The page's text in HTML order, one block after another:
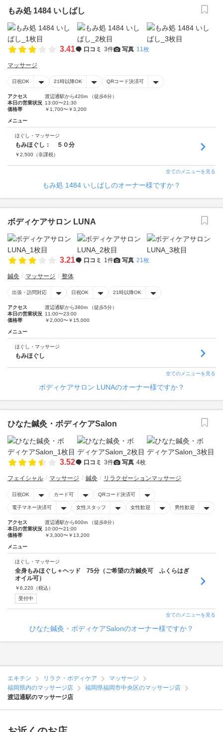
もみ処 1484 いしばし
3.41 口コミ 3件 写真 11枚
マッサージ
日祝OK 21時以降OK QRコード決済可
アクセス
渡辺通駅から420m （徒歩6分）
本日の営業状況 13:00〜21:30
価格帯
￥1,700〜￥3,200
メニュー
ほぐし・マッサージ
もみほぐし： ５０分
￥2,500 （非課税）
全てのメニューを見る
もみ処 1484 いしばしのオーナー様ですか？
ボディケアサロン LUNA
3.21 口コミ 1件 写真 21枚
鍼灸 マッサージ 整体
出張・訪問対応 日祝OK 21時以降OK
アクセス
渡辺通駅から380m （徒歩5分）
本日の営業状況 11:00〜23:00
価格帯
￥2,000〜￥15,000
メニュー
ほぐし・マッサージ
もみほぐし
全てのメニューを見る
ボディケアサロン LUNAのオーナー様ですか？
ひなた鍼灸・ボディケアSalon
3.52 口コミ 3件 写真 4枚
フェイシャル マッサージ 鍼灸 リラクゼーションマッサージ
日祝OK カード可 QRコード決済可
電子マネー決済可 女性スタッフ 女性歓迎 男性歓迎
アクセス
渡辺通駅から600m （徒歩8分）
本日の営業状況 10:00〜21:00
価格帯
￥3,300〜￥13,200
メニュー
ほぐし・マッサージ
全身もみほぐし＋ヘッド 75分（ご希望の方鍼灸可 ふくらはぎ
オイル可）
￥6,220 （税込）
受付中
全てのメニューを見る
ひなた鍼灸・ボディケアSalonのオーナー様ですか？
エキテン リラク・ボディケア
マッサージ
福岡県内のマッサージ店
福岡県福岡市中央区のマッサージ店
渡辺通駅のマッサージ店